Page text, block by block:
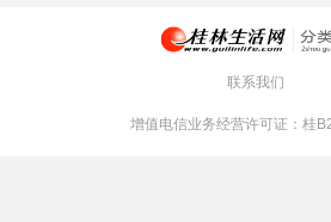
联系我们
增值电信业务经营许可证：桂